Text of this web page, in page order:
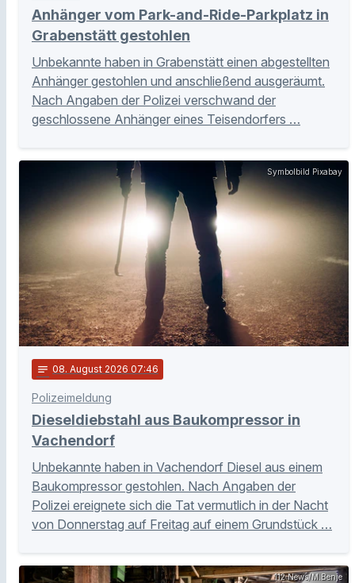
Anhänger vom Park-and-Ride-Parkplatz in
Grabenstätt gestohlen
Unbekannte haben in Grabenstätt einen abgestellten
Anhänger gestohlen und anschließend ausgeräumt.
Nach Angaben der Polizei verschwand der
geschlossene Anhänger eines Teisendorfers …
Symbolbild Pixabay
notes 08. August 2026 07:46
Polizeimeldung
Dieseldiebstahl aus Baukompressor in
Vachendorf
Unbekannte haben in Vachendorf Diesel aus einem
Baukompressor gestohlen. Nach Angaben der
Polizei ereignete sich die Tat vermutlich in der Nacht
von Donnerstag auf Freitag auf einem Grundstück …
112 News/M.Benje